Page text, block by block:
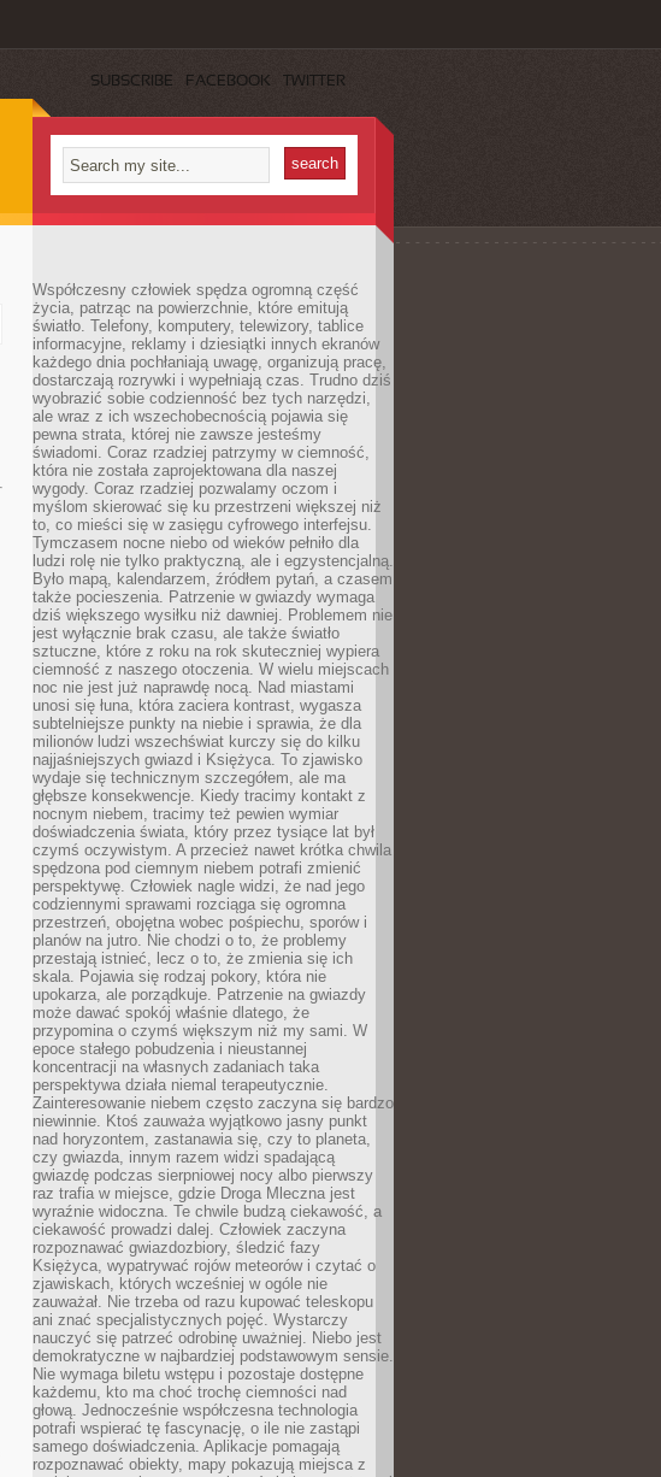
SUBSCRIBE FACEBOOK TWITTER
Współczesny człowiek spędza ogromną część
życia, patrząc na powierzchnie, które emitują
światło. Telefony, komputery, telewizory, tablice
informacyjne, reklamy i dziesiątki innych ekranów
każdego dnia pochłaniają uwagę, organizują pracę,
dostarczają rozrywki i wypełniają czas. Trudno dziś
wyobrazić sobie codzienność bez tych narzędzi,
ale wraz z ich wszechobecnością pojawia się
pewna strata, której nie zawsze jesteśmy
świadomi. Coraz rzadziej patrzymy w ciemność,
która nie została zaprojektowana dla naszej
wygody. Coraz rzadziej pozwalamy oczom i
myślom skierować się ku przestrzeni większej niż
to, co mieści się w zasięgu cyfrowego interfejsu.
Tymczasem nocne niebo od wieków pełniło dla
ludzi rolę nie tylko praktyczną, ale i egzystencjalną.
Było mapą, kalendarzem, źródłem pytań, a czasem
także pocieszenia. Patrzenie w gwiazdy wymaga
dziś większego wysiłku niż dawniej. Problemem nie
jest wyłącznie brak czasu, ale także światło
sztuczne, które z roku na rok skuteczniej wypiera
ciemność z naszego otoczenia. W wielu miejscach
noc nie jest już naprawdę nocą. Nad miastami
unosi się łuna, która zaciera kontrast, wygasza
subtelniejsze punkty na niebie i sprawia, że dla
milionów ludzi wszechświat kurczy się do kilku
najjaśniejszych gwiazd i Księżyca. To zjawisko
wydaje się technicznym szczegółem, ale ma
głębsze konsekwencje. Kiedy tracimy kontakt z
nocnym niebem, tracimy też pewien wymiar
doświadczenia świata, który przez tysiące lat był
czymś oczywistym. A przecież nawet krótka chwila
spędzona pod ciemnym niebem potrafi zmienić
perspektywę. Człowiek nagle widzi, że nad jego
codziennymi sprawami rozciąga się ogromna
przestrzeń, obojętna wobec pośpiechu, sporów i
planów na jutro. Nie chodzi o to, że problemy
przestają istnieć, lecz o to, że zmienia się ich
skala. Pojawia się rodzaj pokory, która nie
upokarza, ale porządkuje. Patrzenie na gwiazdy
może dawać spokój właśnie dlatego, że
przypomina o czymś większym niż my sami. W
epoce stałego pobudzenia i nieustannej
koncentracji na własnych zadaniach taka
perspektywa działa niemal terapeutycznie.
Zainteresowanie niebem często zaczyna się bardzo
niewinnie. Ktoś zauważa wyjątkowo jasny punkt
nad horyzontem, zastanawia się, czy to planeta,
czy gwiazda, innym razem widzi spadającą
gwiazdę podczas sierpniowej nocy albo pierwszy
raz trafia w miejsce, gdzie Droga Mleczna jest
wyraźnie widoczna. Te chwile budzą ciekawość, a
ciekawość prowadzi dalej. Człowiek zaczyna
rozpoznawać gwiazdozbiory, śledzić fazy
Księżyca, wypatrywać rojów meteorów i czytać o
zjawiskach, których wcześniej w ogóle nie
zauważał. Nie trzeba od razu kupować teleskopu
ani znać specjalistycznych pojęć. Wystarczy
nauczyć się patrzeć odrobinę uważniej. Niebo jest
demokratyczne w najbardziej podstawowym sensie.
Nie wymaga biletu wstępu i pozostaje dostępne
każdemu, kto ma choć trochę ciemności nad
głową. Jednocześnie współczesna technologia
potrafi wspierać tę fascynację, o ile nie zastąpi
samego doświadczenia. Aplikacje pomagają
rozpoznawać obiekty, mapy pokazują miejsca z